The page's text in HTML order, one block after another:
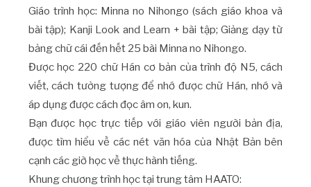
Giáo trình học: Minna no Nihongo (sách giáo khoa và
bài tập); Kanji Look and Learn + bài tập; Giảng dạy từ
bảng chữ cái đến hết 25 bài Minna no Nihongo.
Được học 220 chữ Hán cơ bản của trình độ N5, cách
viết, cách tưởng tượng để nhớ được chữ Hán, nhớ và
áp dụng được cách đọc âm on, kun.
Bạn được học trực tiếp với giáo viên người bản địa,
được tìm hiểu về các nét văn hóa của Nhật Bản bên
cạnh các giờ học về thực hành tiếng.
Khung chương trình học tại trung tâm HAATO: